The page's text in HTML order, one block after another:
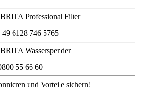
Professional Filter
6128 746 5765
Wasserspender
55 66 60
und Vorteile sichern!